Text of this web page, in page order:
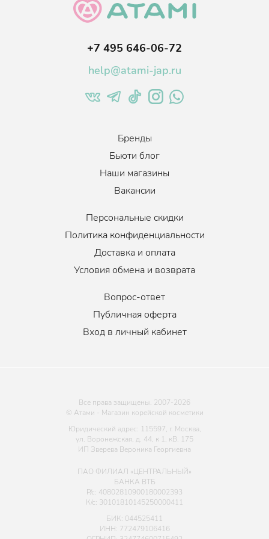
кровообращение, ускоряет синтез коллагена.
напоминающий травяной.
Для всех возрастов
Сухая, Нормальная, Комбинированная
Увлажнение, Успокаивающий,
Вечером, Утром
+7 495 646-06-72
help@atami-jap.ru
Бренды
Бьюти блог
Наши магазины
Вакансии
Персональные скидки
Политика конфиденциальности
Доставка и оплата
Условия обмена и возврата
Вопрос-ответ
Публичная оферта
Вход в личный кабинет
Все права защищены. 2007-2026
© Атами - Магазин корейской косметики
Юридический адрес: 115597, г. Москва,
ул. Воронежская, д. 44, к 1, кВ. 175
ИП Зверева Вероника Георгиевна
ПАО ФИЛИАЛ «ЦЕНТРАЛЬНЫЙ»
БАНКА ВТБ
Р/с: 40802810900180002393
К/с: 30101810145250000411
БИК: 044525411
ИНН: 772479106416